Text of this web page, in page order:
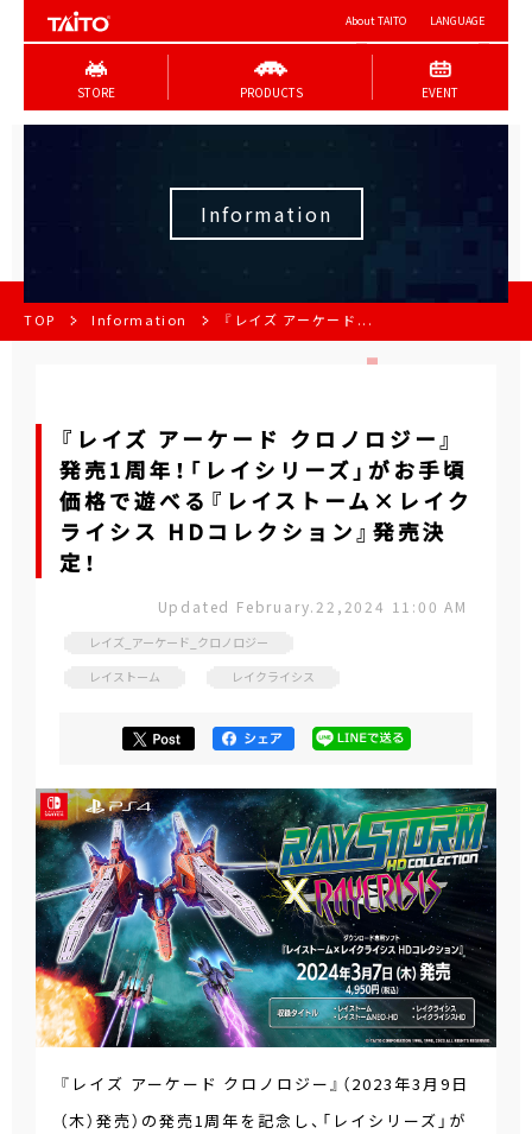
About TAITO LANGUAGE
STORE PRODUCTS EVENT
Information
TOP Information 『レイズ アーケード...
『レイズ アーケード クロノロジー』
発売1周年！「レイシリーズ」がお手頃
価格で遊べる『レイストーム×レイク
ライシス HDコレクション』発売決
定！
Updated February.22,2024 11:00 AM
レイズ_アーケード_クロノロジー
レイストーム
レイクライシス
『レイズ アーケード クロノロジー』（2023年3月9日
（木）発売）の発売1周年を記念し、「レイシリーズ」が